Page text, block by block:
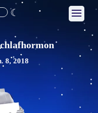
☾
8, 2018